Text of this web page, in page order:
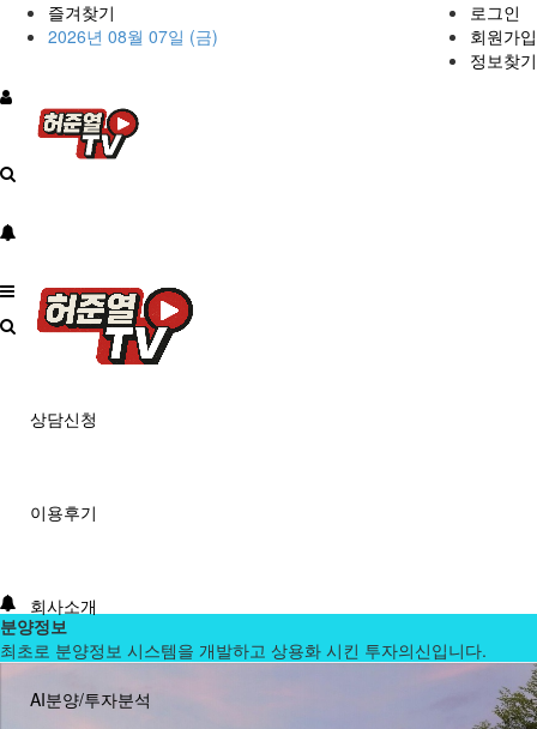
즐겨찾기
2026년 08월 07일 (금)
로그인
회원가입
정보찾기
상담신청
이용후기
회사소개
AI분양/투자분석
분양정보
최초로 분양정보 시스템을 개발하고 상용화 시킨 투자의신입니다.